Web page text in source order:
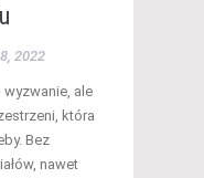
2022
ale
która
Bez
nawet